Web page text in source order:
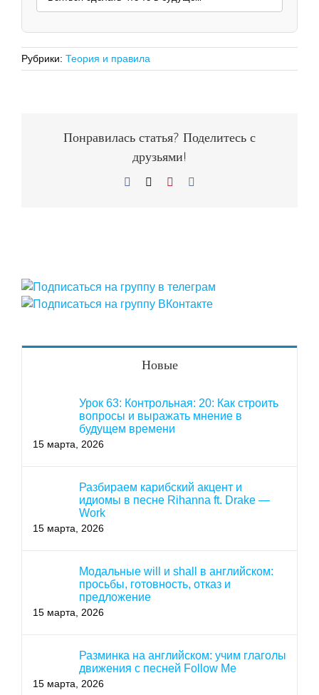
Рубрики: Теория и правила
Понравилась статья? Поделитесь с
друзьями!
Facebook Pinterest
Новые
Урок 63: Контрольная: 20: Как строить
вопросы и выражать мнение в
будущем времени
15 марта, 2026
Разбираем карибский акцент и
идиомы в песне Rihanna ft. Drake —
Work
15 марта, 2026
Модальные will и shall в английском:
просьбы, готовность, отказ и
предложение
15 марта, 2026
Разминка на английском: учим глаголы
движения с песней Follow Me
15 марта, 2026